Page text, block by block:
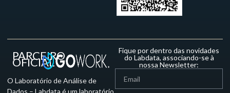
PARCEIRO
OFICIAL
O Laboratório de Análise de
Dados – Labdata é um laboratório
Fique por dentro das novidades
do Labdata, associando-se à
nossa Newsletter: